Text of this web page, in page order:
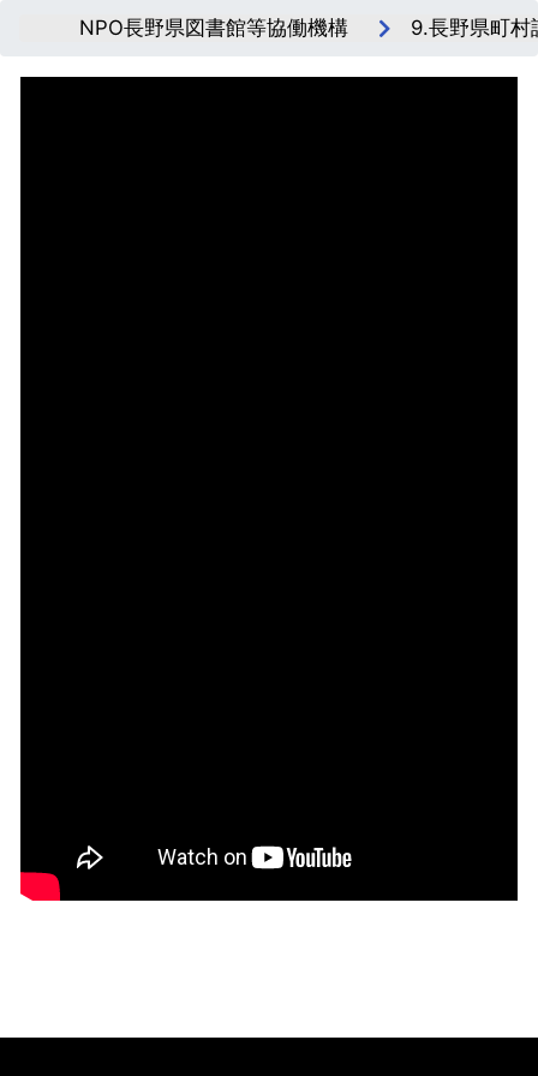
NPO長野県図書館等協働機構 9.長野県町村